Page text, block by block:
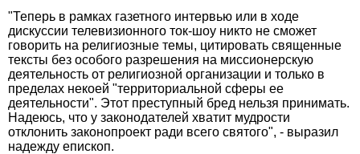
"Теперь в рамках газетного интервью или в ходе
дискуссии телевизионного ток-шоу никто не сможет
говорить на религиозные темы, цитировать священные
тексты без особого разрешения на миссионерскую
деятельность от религиозной организации и только в
пределах некоей "территориальной сферы ее
деятельности". Этот преступный бред нельзя принимать.
Надеюсь, что у законодателей хватит мудрости
отклонить законопроект ради всего святого", - выразил
надежду епископ.